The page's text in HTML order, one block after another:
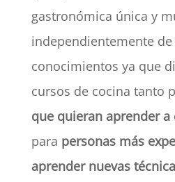
gastronómica única y
independientemente de
conocimientos ya que
cursos de cocina tanto
que quieran aprender a
para personas más
aprender nuevas